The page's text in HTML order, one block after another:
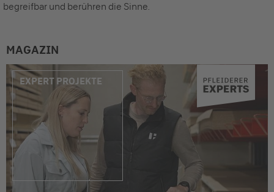
begreifbar und berühren die Sinne.
MAGAZIN
EXPERT PROJEKTE